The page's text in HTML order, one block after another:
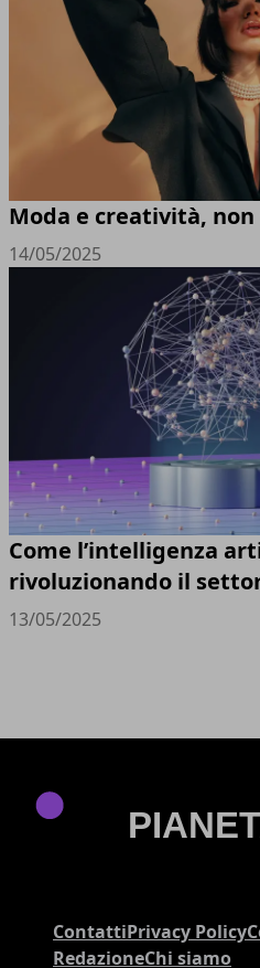
Moda e creatività,
14/05/2025
Come l’intelligenza
rivoluzionando il
13/05/2025
ContattiPrivacy Policy
RedazioneChi siamo